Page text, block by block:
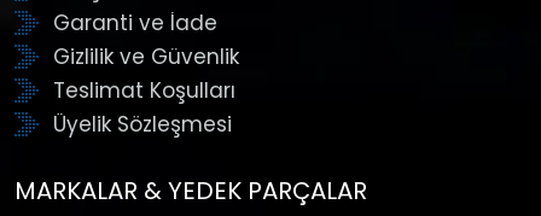
Garanti ve İade
Gizlilik ve Güvenlik
Teslimat Koşulları
Üyelik Sözleşmesi
MARKALAR & YEDEK PARÇALAR